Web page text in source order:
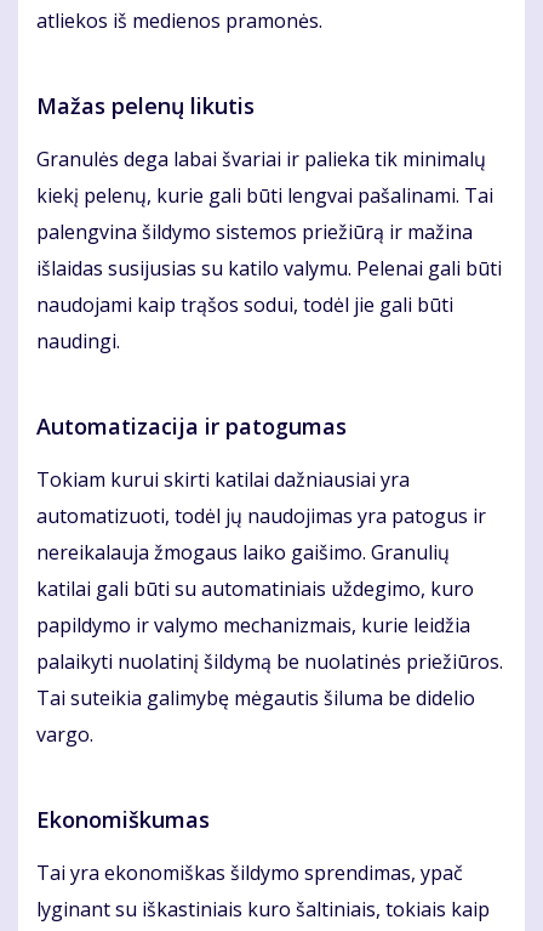
atliekos iš medienos pramonės.
Mažas pelenų likutis
Granulės dega labai švariai ir palieka tik minimalų
kiekį pelenų, kurie gali būti lengvai pašalinami. Tai
palengvina šildymo sistemos priežiūrą ir mažina
išlaidas susijusias su katilo valymu. Pelenai gali būti
naudojami kaip trąšos sodui, todėl jie gali būti
naudingi.
Automatizacija ir patogumas
Tokiam kurui skirti katilai dažniausiai yra
automatizuoti, todėl jų naudojimas yra patogus ir
nereikalauja žmogaus laiko gaišimo. Granulių
katilai gali būti su automatiniais uždegimo, kuro
papildymo ir valymo mechanizmais, kurie leidžia
palaikyti nuolatinį šildymą be nuolatinės priežiūros.
Tai suteikia galimybę mėgautis šiluma be didelio
vargo.
Ekonomiškumas
Tai yra ekonomiškas šildymo sprendimas, ypač
lyginant su iškastiniais kuro šaltiniais, tokiais kaip